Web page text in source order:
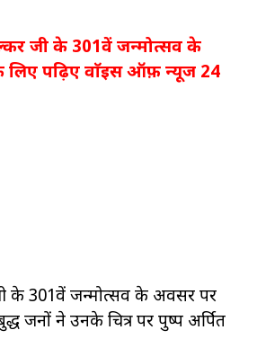
जी के 301वें जन्मोत्सव के
लिए पढ़िए वाॅइस ऑफ़ न्यूज 24
के 301वें जन्मोत्सव के अवसर पर
जनों ने उनके चित्र पर पुष्प अर्पित